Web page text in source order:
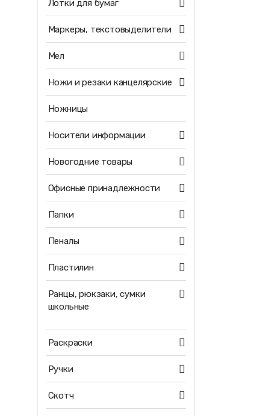
Лотки для бумаг
Маркеры, текстовыделители
Мел
Ножи и резаки канцелярские
Ножницы
Носители информации
Новогодние товары
Офисные принадлежности
Папки
Пеналы
Пластилин
Ранцы, рюкзаки, сумки
школьные
Раскраски
Ручки
Скотч